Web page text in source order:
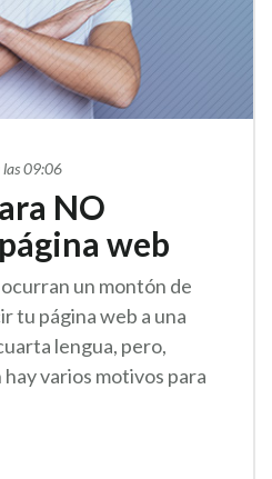
09:06
NO
web
un montón de
tu página web a una
lengua, pero,
varios motivos para